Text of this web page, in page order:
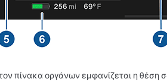
πίνακα οργάνων εμφανίζεται η θέση